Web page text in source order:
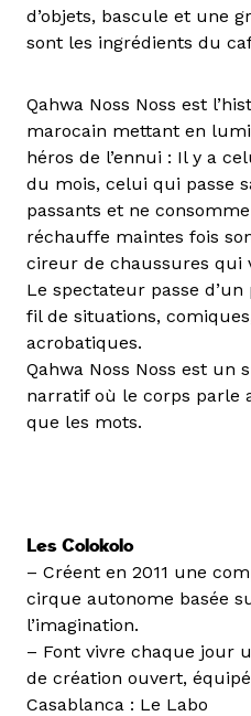
d’objets, bascule et une
sont les ingrédients du
Qahwa Noss Noss est
marocain mettant en
héros de l’ennui : Il y a
du mois, celui qui passe
passants et ne
réchauffe maintes fois
cireur de chaussures qui
Le spectateur passe d’un
fil de situations,
acrobatiques.
Qahwa Noss Noss est un
narratif où le corps parle
que les mots.
Les Colokolo
– Créent en 2011 une
cirque autonome basée
l’imagination.
– Font vivre chaque jour
de création ouvert,
Casablanca : Le Labo